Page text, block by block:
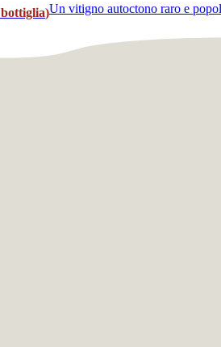
bottiglia)Un vitigno autoctono raro e